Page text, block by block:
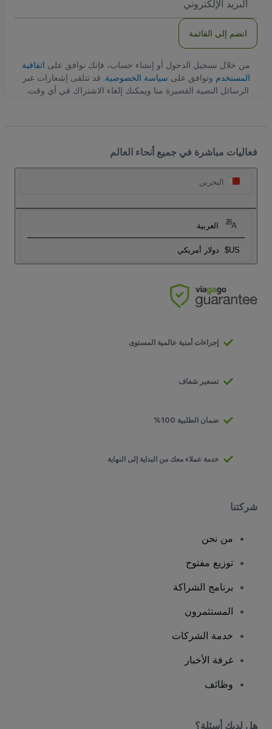
الاكتروني
انضم إلى القائمة
من خلال تسجيل الدخول أو إنشاء حساب، فإنك توافق علىاتفاقية
المستخدموتوافق علىسياسة الخصوصية. قد تتلقى إشعارات عبر
الرسائل النصية القصيرة منا ويمكنك إلغاء الاشتراك في أي وقت.
فعاليات مباشرة في جميع أنحاء العالم
البحرين
العربية
US$ دولار أمريكي
إجراءات أمنية عالمية المستوى
تسعير شفاف
ضمان الطلبية 100%
خدمة عملاء معك من البداية إلى النهاية
شركتنا
من نحن
توزيع مفتوح
برنامج الشراكة
المستثمرون
خدمة الشركات
غرفة الأخبار
وظائف
هل لديك أسئلة؟